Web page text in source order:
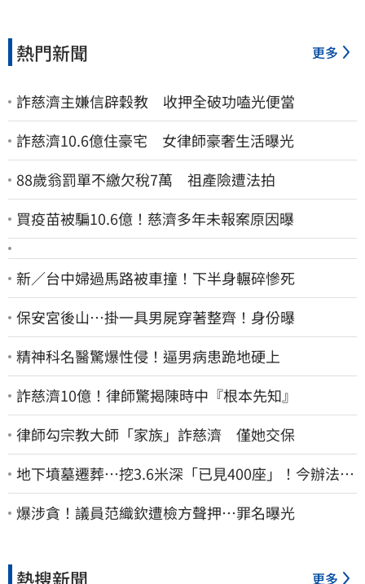
熱門新聞 更多
詐慈濟主嫌信辟穀教 收押全破功嗑光便當
詐慈濟10.6億住豪宅 女律師豪奢生活曝光
88歲翁罰單不繳欠稅7萬 祖產險遭法拍
買疫苗被騙10.6億！慈濟多年未報案原因曝
新／台中婦過馬路被車撞！下半身輾碎慘死
保安宮後山…掛一具男屍穿著整齊！身份曝
精神科名醫驚爆性侵！逼男病患跪地硬上
詐慈濟10億！律師驚揭陳時中『根本先知』
律師勾宗教大師「家族」詐慈濟 僅她交保
地下墳墓遷葬…挖3.6米深「已見400座」！今辦法會
安撫祖先
爆涉貪！議員范織欽遭檢方聲押…罪名曝光
熱搜新聞 更多